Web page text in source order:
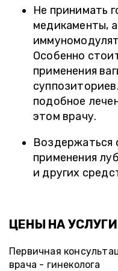
Не принимать
медикаменты,
Особенно
применения
подобное
этом врачу.
Воздержаться
применения
и других
ЦЕНЫ НА
Первичная
врача - гинеколога